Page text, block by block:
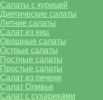
Салаты с курицей
Диетические салаты
Летние салаты
Салат из яиц
Овощные салаты
Острые салаты
Постные салаты
Простые салаты
Салат из печени
Салат Оливье
Салат с сухариками